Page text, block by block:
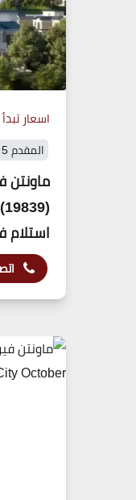
اسعار
المقدم 5 %
استلام